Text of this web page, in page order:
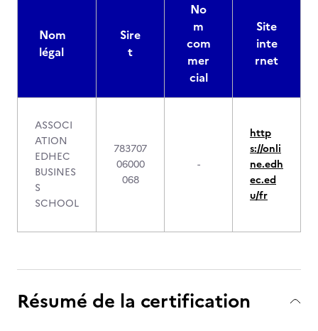
Nom
légal
Sire
t
No
m
com
mer
cial
Site
inte
rnet
ASSOCI
ATION
EDHEC
BUSINES
S
SCHOOL
783707
06000
068
-
http
s://onli
ne.edh
ec.ed
u/fr
Résumé de la certification